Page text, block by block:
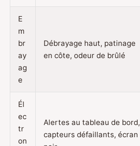
E
m
br
ay
ag
e
Débrayage haut, patinage
en côte, odeur de brûlé
Él
ec
tr
on
Alertes au tableau de bord,
capteurs défaillants, écran